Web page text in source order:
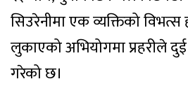
सिउरेनीमा एक व्यक्तिको विभत्स
लुकाएको अभियोगमा प्रहरीले
गरेको छ।